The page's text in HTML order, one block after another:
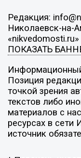
Редакция:
Николаевск-на-
«nikvedomosti.ru»
ПОКАЗАТЬ
Позиция
точкой зрения
текстов либо
материалов с
ресурсах в сети
источник